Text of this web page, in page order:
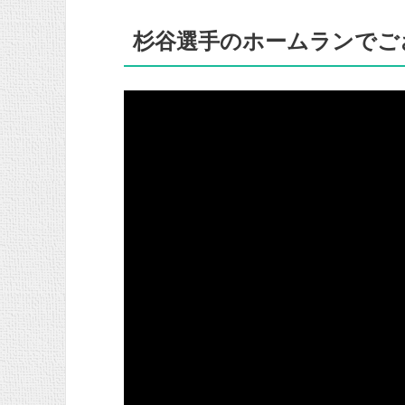
杉谷選手のホームランで